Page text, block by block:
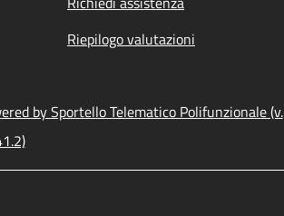
Riepilogo valutazioni
by Sportello Telematico Polifunzionale (v.